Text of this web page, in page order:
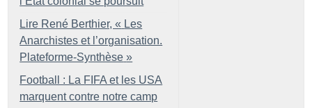
Lire René Berthier, « Les
Anarchistes et l’organisation.
Plateforme-Synthèse »
Football : La FIFA et les USA
marquent contre notre camp